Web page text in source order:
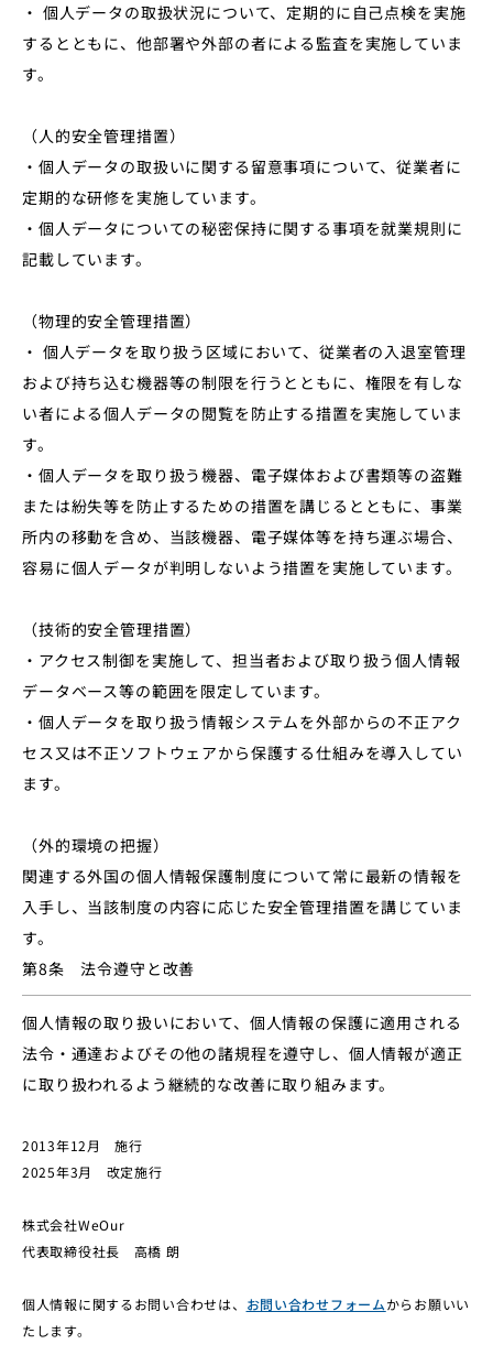
・ 個⼈データの取扱状況について、定期的に⾃⼰点検を実施
するとともに、他部署や外部の者による監査を実施していま
す。
（⼈的安全管理措置）
・個⼈データの取扱いに関する留意事項について、従業者に
定期的な研修を実施しています。
・個⼈データについての秘密保持に関する事項を就業規則に
記載しています。
（物理的安全管理措置）
・ 個⼈データを取り扱う区域において、従業者の⼊退室管理
および持ち込む機器等の制限を⾏うとともに、権限を有しな
い者による個⼈データの閲覧を防⽌する措置を実施していま
す。
・個⼈データを取り扱う機器、電⼦媒体および書類等の盗難
または紛失等を防⽌するための措置を講じるとともに、事業
所内の移動を含め、当該機器、電⼦媒体等を持ち運ぶ場合、
容易に個⼈データが判明しないよう措置を実施しています。
（技術的安全管理措置）
・アクセス制御を実施して、担当者および取り扱う個⼈情報
データベース等の範囲を限定しています。
・個⼈データを取り扱う情報システムを外部からの不正アク
セス⼜は不正ソフトウェアから保護する仕組みを導⼊してい
ます。
（外的環境の把握）
関連する外国の個人情報保護制度について常に最新の情報を
入手し、当該制度の内容に応じた安全管理措置を講じていま
す。
第8条 法令遵守と改善
個人情報の取り扱いにおいて、個人情報の保護に適用される
法令・通達およびその他の諸規程を遵守し、個人情報が適正
に取り扱われるよう継続的な改善に取り組みます。
2013年12月 施行
2025年3月 改定施行
株式会社WeOur
代表取締役社長 高橋 朗
個人情報に関するお問い合わせは、 お問い合わせフォームからお願いい
たします。